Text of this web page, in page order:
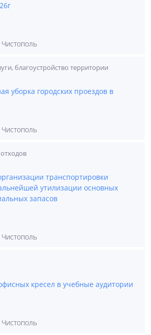
Чистополь
благоустройство территории
уборка городских проездов в
Чистополь
транспортировки
утилизации основных
запасов
Чистополь
кресел в учебные аудитории
Чистополь